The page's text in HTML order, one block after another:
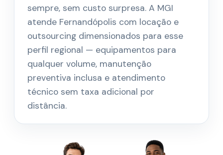
sempre, sem custo surpresa. A MGI
atende Fernandópolis com locação e
outsourcing dimensionados para esse
perfil regional — equipamentos para
qualquer volume, manutenção
preventiva inclusa e atendimento
técnico sem taxa adicional por
distância.